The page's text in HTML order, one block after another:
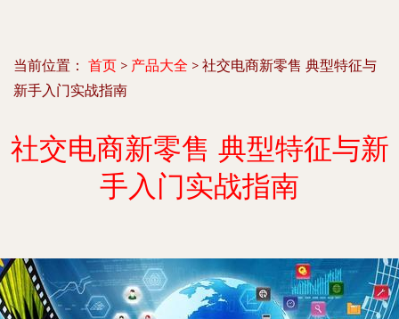
当前位置： 首页 > 产品大全 > 社交电商新零售 典型特征与
新手入门实战指南
社交电商新零售 典型特征与新
手入门实战指南